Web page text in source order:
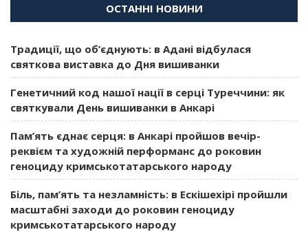
ОСТАННІ НОВИНИ
Традиції, що об’єднують: в Адані відбулася
святкова виставка до Дня вишиванки
Генетичний код нашої нації в серці Туреччини: як
святкували День вишиванки в Анкарі
Пам’ять єднає серця: в Анкарі пройшов вечір-
реквієм та художній перформанс до роковин
геноциду кримськотатарського народу
Біль, пам’ять та незламність: в Ескішехірі пройшли
масштабні заходи до роковин геноциду
кримськотатарського народу